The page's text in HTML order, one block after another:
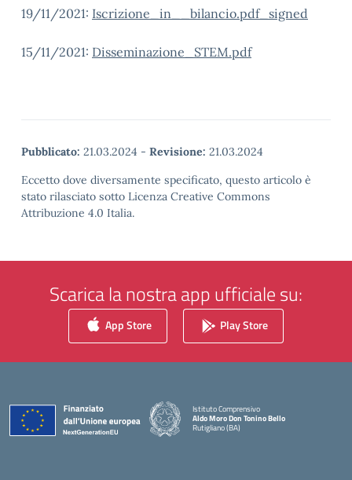
19/11/2021: Iscrizione_in__bilancio.pdf_signed
15/11/2021: Disseminazione_STEM.pdf
Pubblicato: 21.03.2024 - Revisione: 21.03.2024
Eccetto dove diversamente specificato, questo articolo è
stato rilasciato sotto Licenza Creative Commons
Attribuzione 4.0 Italia.
Scarica la nostra app ufficiale su:
App Store Play Store
Istituto Comprensivo
Aldo Moro Don Tonino Bello
Rutigliano (BA)
— Visita la pagina iniziale della scuola